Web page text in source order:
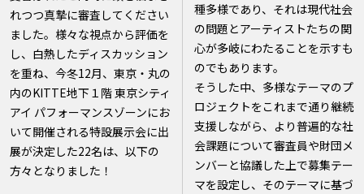
れつつ真摯に審査してください
ました。様々な視点から評価を
し、白熱したディスカッション
を重ね、今冬12月、東京・丸の
内のKITTE地下１階 東京シティ
アイ パフォーマンスゾーンにお
いて開催される特設展示会に出
展が決定した22名は、以下の
方々となりました！
種多様であり、それは現代社会
の問題とアーティストたちの関
心が多岐にわたることを示すも
のでもあります。
そうした中、多様なテーマのプ
ロジェクトをこれまで通り継続
支援しながら、より普遍的な社
会課題について審査員や財団メ
ンバーと協議した上で募集テー
マを設定し、そのテーマに基づ